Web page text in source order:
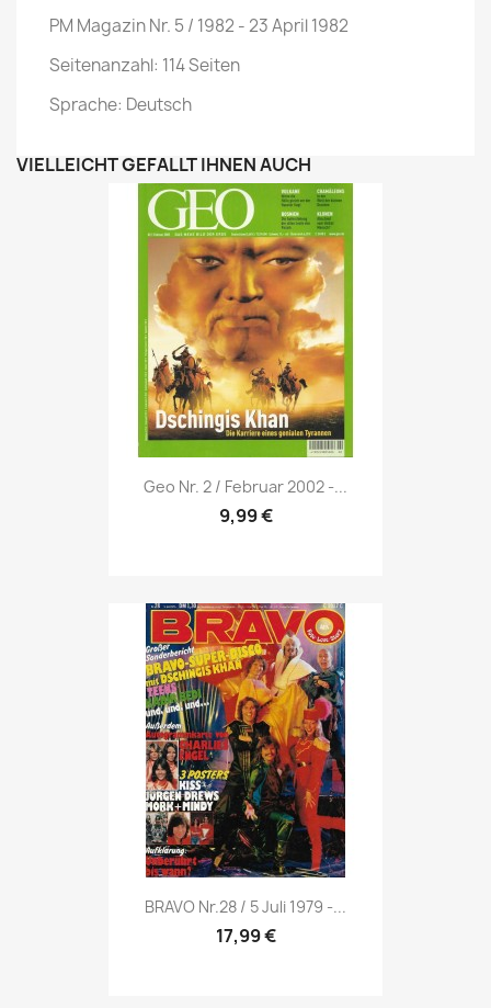
PM Magazin Nr. 5 / 1982 - 23 April 1982
Seitenanzahl: 114 Seiten
Sprache: Deutsch
VIELLEICHT GEFÄLLT IHNEN AUCH
Vorschau
Geo Nr. 2 / Februar 2002 -...
9,99 €
Vorschau
BRAVO Nr.28 / 5 Juli 1979 -...
17,99 €